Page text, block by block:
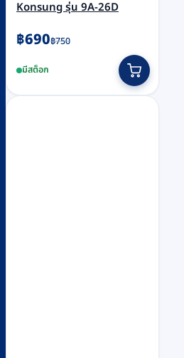
Konsung รุ่น 9A-26D
฿750
Original
was:
฿750.
฿690
Current
is:
฿690.
มีสต็อก